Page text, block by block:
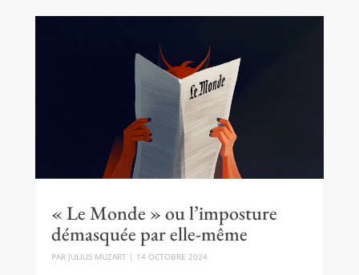
« Le Monde » ou l’imposture
démasquée par elle-même
PAR JULIUS MUZART| 14 OCTOBRE 2024